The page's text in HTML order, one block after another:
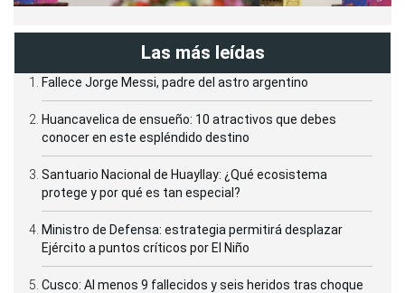
Las más leídas
Fallece Jorge Messi, padre del astro argentino
Huancavelica de ensueño: 10 atractivos que debes
conocer en este espléndido destino
Santuario Nacional de Huayllay: ¿Qué ecosistema
protege y por qué es tan especial?
Ministro de Defensa: estrategia permitirá desplazar
Ejército a puntos críticos por El Niño
Cusco: Al menos 9 fallecidos y seis heridos tras choque